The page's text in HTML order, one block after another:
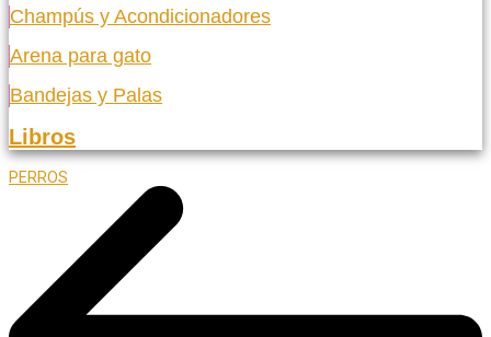
Champús y Acondicionadores
Arena para gato
Bandejas y Palas
Libros
PERROS